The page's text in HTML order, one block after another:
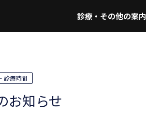
診療・その他の案内
診療時間
お知らせ